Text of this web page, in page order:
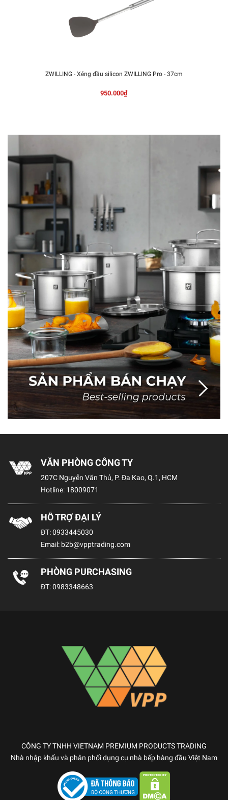
ZWILLING - Xẻng đầu silicon ZWILLING Pro - 37cm
950.000₫
VĂN PHÒNG CÔNG TY
207C Nguyễn Văn Thủ, P. Đa Kao, Q.1, HCM
Hotline: 18009071
HỖ TRỢ ĐẠI LÝ
ĐT:0933445030
Email: b2b@vpptrading.com
PHÒNG PURCHASING
ĐT:0983348663
CÔNG TY TNHH VIETNAM PREMIUM PRODUCTS TRADING
Nhà nhập khẩu và phân phối dụng cụ nhà bếp hàng đầu Việt Nam